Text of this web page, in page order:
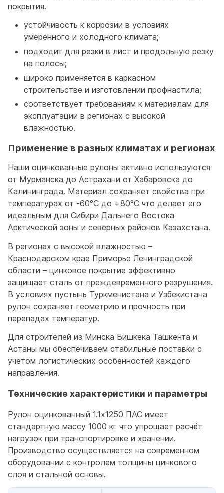
покрытия.
устойчивость к коррозии в условиях
умеренного и холодного климата;
подходит для резки в лист и продольную резку
на полосы;
широко применяется в каркасном
строительстве и изготовлении профнастила;
соответствует требованиям к материалам для
эксплуатации в регионах с высокой
влажностью.
Применение в разных климатах и регионах
Наши оцинкованные рулоны активно используются
от Мурманска до Астрахани от Хабаровска до
Калининграда. Материал сохраняет свойства при
температурах от -60°C до +80°C что делает его
идеальным для Сибири Дальнего Востока
Арктической зоны и северных районов Казахстана.
В регионах с высокой влажностью –
Краснодарском крае Приморье Ленинградской
области – цинковое покрытие эффективно
защищает сталь от преждевременного разрушения.
В условиях пустынь Туркменистана и Узбекистана
рулон сохраняет геометрию и прочность при
перепадах температур.
Для строителей из Минска Бишкека Ташкента и
Астаны мы обеспечиваем стабильные поставки с
учетом логистических особенностей каждого
направления.
Технические характеристики и параметры
Рулон оцинкованный 1.1x1250 ПАС имеет
стандартную массу 1000 кг что упрощает расчёт
нагрузок при транспортировке и хранении.
Производство осуществляется на современном
оборудовании с контролем толщины цинкового
слоя и стальной основы.